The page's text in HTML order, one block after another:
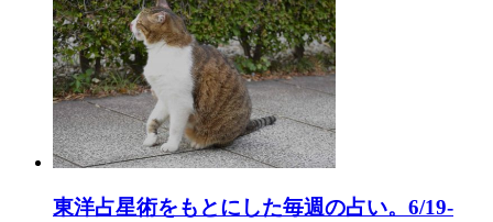
東洋占星術をもとにした毎週の占い。6/19-